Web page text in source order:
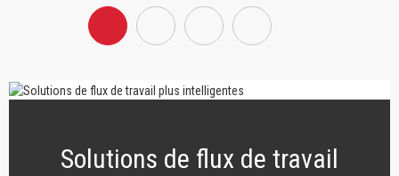
Solutions de flux de travail